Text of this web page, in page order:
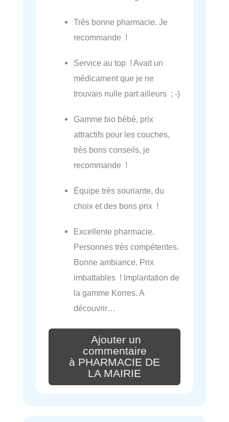
Très bonne pharmacie. Je
recommande !
Service au top ! Avait un
médicament que je ne
trouvais nulle part ailleurs ; -)
Gamme bio bébé, prix
attractifs pour les couches,
très bons conseils, je
recommande !
Équipe très souriante, du
choix et des bons prix !
Excellente pharmacie.
Personnes très compétentes.
Bonne ambiance. Prix
imbattables ! Implantation de
la gamme Korres. A
découvrir…
Ajouter un
commentaire
à PHARMACIE DE
LA MAIRIE